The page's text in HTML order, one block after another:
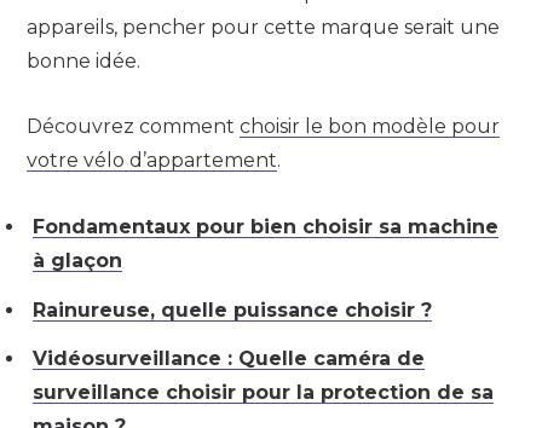
appareils, pencher pour cette marque serait une
bonne idée.
Découvrez comment choisir le bon modèle pour
votre vélo d’appartement.
Fondamentaux pour bien choisir sa machine
à glaçon
Rainureuse, quelle puissance choisir ?
Vidéosurveillance : Quelle caméra de
surveillance choisir pour la protection de sa